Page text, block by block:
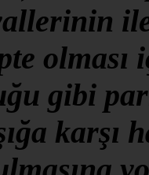
gibi